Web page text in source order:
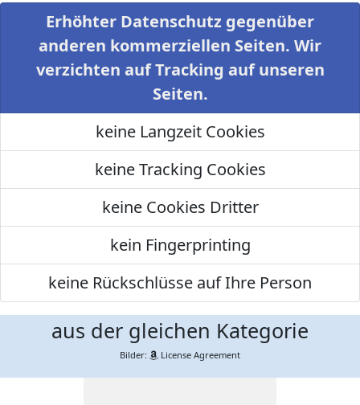
Erhöhter Datenschutz gegenüber
anderen kommerziellen Seiten. Wir
verzichten auf Tracking auf unseren
Seiten.
keine Langzeit Cookies
keine Tracking Cookies
keine Cookies Dritter
kein Fingerprinting
keine Rückschlüsse auf Ihre Person
aus der gleichen Kategorie
Bilder: License Agreement